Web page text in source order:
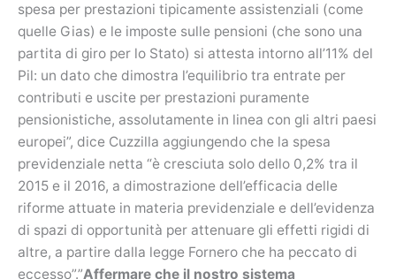
spesa per prestazioni tipicamente assistenziali (come
quelle Gias) e le imposte sulle pensioni (che sono una
partita di giro per lo Stato) si attesta intorno all’11% del
Pil: un dato che dimostra l’equilibrio tra entrate per
contributi e uscite per prestazioni puramente
pensionistiche, assolutamente in linea con gli altri paesi
europei”, dice Cuzzilla aggiungendo che la spesa
previdenziale netta “è cresciuta solo dello 0,2% tra il
2015 e il 2016, a dimostrazione dell’efficacia delle
riforme attuate in materia previdenziale e dell’evidenza
di spazi di opportunità per attenuare gli effetti rigidi di
altre, a partire dalla legge Fornero che ha peccato di
eccesso”.”Affermare che il nostro sistema